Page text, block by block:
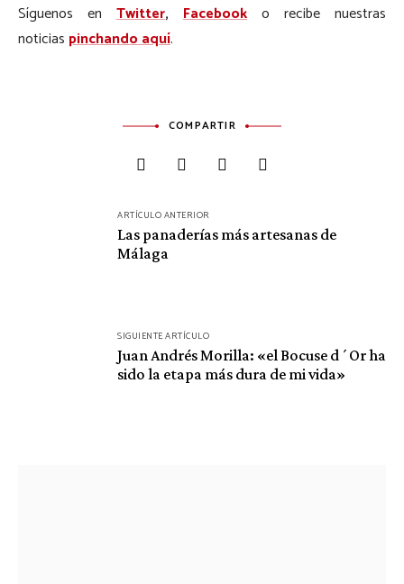
Síguenos en Twitter, Facebook o recibe nuestras
noticias pinchando aquí.
COMPARTIR
ARTÍCULO ANTERIOR
Las panaderías más artesanas de
Málaga
SIGUIENTE ARTÍCULO
Juan Andrés Morilla: «el Bocuse d´Or ha
sido la etapa más dura de mi vida»